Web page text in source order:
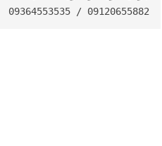
09120655882 / 09364553535